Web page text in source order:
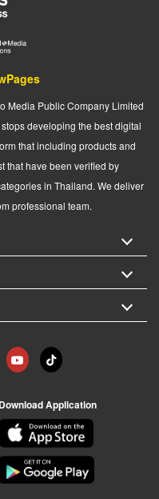
Media Public Company Limited
developing the best digital
that including products and
that have been verified by
in Thailand. We deliver
professional team.
Download Application